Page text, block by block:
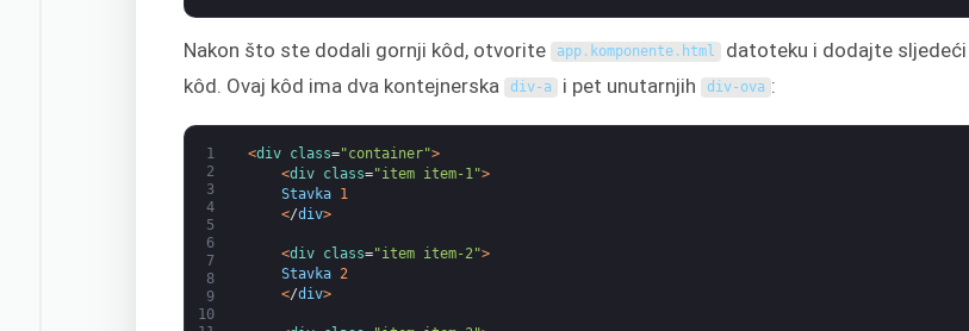
Nakon što ste dodali gornji kôd, otvorite app . komponente . html datoteku i dodajte sljedeći
kôd. Ovaj kôd ima dva kontejnerska div-a i pet unutarnjih div-ova :
1
2
3
4
5
6
7
8
9
10
<div class="container">
<div class="item item-1">
Stavka 1
</div>
<div class="item item-2">
Stavka 2
</div>